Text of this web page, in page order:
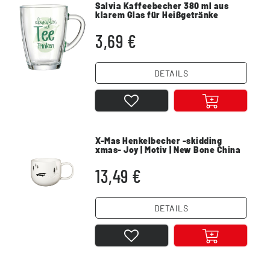
Salvia Kaffeebecher 380 ml aus
klarem Glas für Heißgetränke
3,69 €
DETAILS
X-Mas Henkelbecher -skidding
xmas- Joy | Motiv | New Bone China
13,49 €
DETAILS